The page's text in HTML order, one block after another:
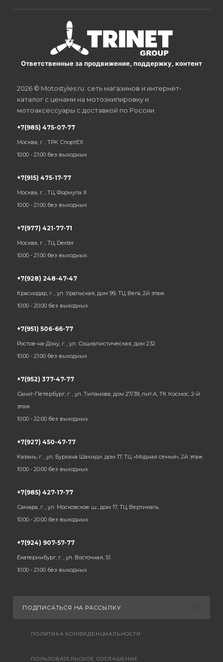
Ответственные за продвижение, поддержку, контент
2026 © Motostyles.ru: сеть магазинов и интернет-
каталог с ценами на мотоэкипировку и
мотоаксессуары с доставкой по России.
+7(985) 475-07-77
Москва, г. , ТРК СпортЕХ
10:00 - 21:00 без выходных
+7(915) 475-17-77
Москва, г. , ТЦ Формула Х
10:00 - 21:00 без выходных
+7(977) 421-77-71
Москва, г. , ТЦ Dexter
10:00 - 21:00 без выходных
+7(928) 248-47-47
Краснодар, г. , ул. Уральская, дом 99, ТЦ Вега, 2й этаж
10:00 - 20:00 без выходных
+7(951) 506-66-77
Ростов-на-Дону, г. , ул. Социалистическая, дом 232
10:00 - 21:00 без выходных
+7(952) 377-47-77
Санкт-Петербург, г. , ул. Типанова, дом 27/39, лит.А, ТК Космос, 2-й
этаж
10:00 - 22:00 без выходных
+7(927) 450-47-77
Казань, г. , ул. Бурхана Шахиди, дом 17, ТЦ «Модная семья», 2й этаж
10:00 - 20:00 без выходных
+7(985) 427-17-77
Самара, г. , ул. Московское ш., дом 17, ТЦ Вертикаль
10:00 - 20:00 без выходных
+7(924) 907-57-77
Екатеринбург, г. , ул. Восточная, 51
10:00 - 21:00 без выходных
ПОДПИСАТЬСЯ НА РАССЫЛКУ
ПОЛИТИКА КОНФИДЕНЦИАЛЬНОСТИ
ПОЛЬЗОВАТЕЛЬСКОЕ СОГЛАШЕНИЕ